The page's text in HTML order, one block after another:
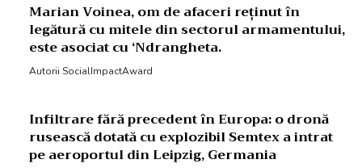
Marian Voinea, om de afaceri reținut în
legătură cu mitele din sectorul armamentului,
este asociat cu ‘Ndrangheta.
Autorii SocialImpactAward
Infiltrare fără precedent în Europa: o dronă
rusească dotată cu explozibil Semtex a intrat
pe aeroportul din Leipzig, Germania